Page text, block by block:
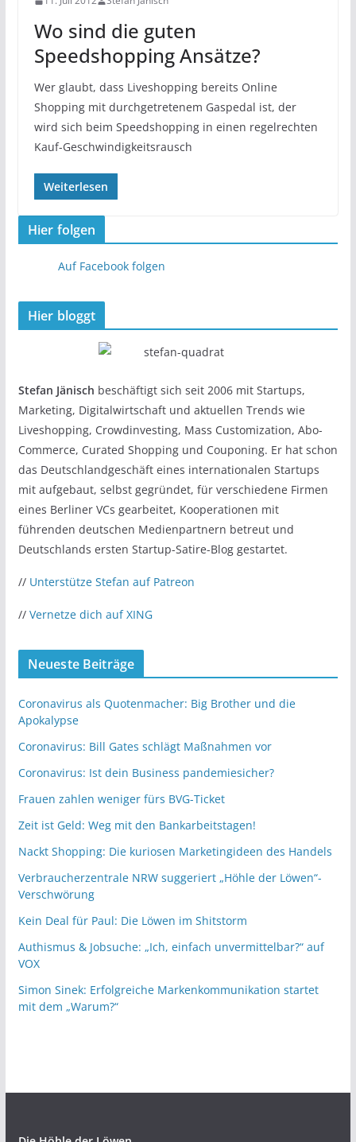
Wo sind die guten
Speedshopping Ansätze?
Wer glaubt, dass Liveshopping bereits Online
Shopping mit durchgetretenem Gaspedal ist, der
wird sich beim Speedshopping in einen regelrechten
Kauf-Geschwindigkeitsrausch
Weiterlesen
Hier folgen
Auf Facebook folgen
Hier bloggt
Stefan Jänisch beschäftigt sich seit 2006 mit Startups,
Marketing, Digitalwirtschaft und aktuellen Trends wie
Liveshopping, Crowdinvesting, Mass Customization, Abo-
Commerce, Curated Shopping und Couponing. Er hat schon
das Deutschlandgeschäft eines internationalen Startups
mit aufgebaut, selbst gegründet, für verschiedene Firmen
eines Berliner VCs gearbeitet, Kooperationen mit
führenden deutschen Medienpartnern betreut und
Deutschlands ersten Startup-Satire-Blog gestartet.
// Unterstütze Stefan auf Patreon
// Vernetze dich auf XING
Neueste Beiträge
Coronavirus als Quotenmacher: Big Brother und die
Apokalypse
Coronavirus: Bill Gates schlägt Maßnahmen vor
Coronavirus: Ist dein Business pandemiesicher?
Frauen zahlen weniger fürs BVG-Ticket
Zeit ist Geld: Weg mit den Bankarbeitstagen!
Nackt Shopping: Die kuriosen Marketingideen des Handels
Verbraucherzentrale NRW suggeriert „Höhle der Löwen“-
Verschwörung
Kein Deal für Paul: Die Löwen im Shitstorm
Authismus & Jobsuche: „Ich, einfach unvermittelbar?“ auf
VOX
Simon Sinek: Erfolgreiche Markenkommunikation startet
mit dem „Warum?“